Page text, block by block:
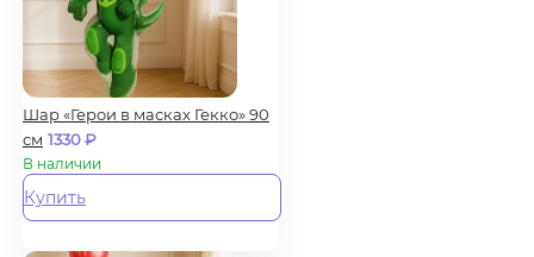
Шар «Герои в масках Гекко» 90
см 1330₽
В наличии
Купить